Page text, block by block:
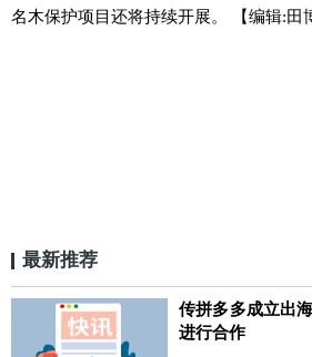
名木保护项目还将持续开展。
【编辑:田
最新推荐
传拼多多成立出
进行合作